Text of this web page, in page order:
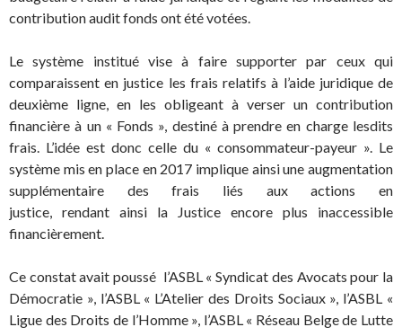
contribution audit fonds ont été votées.
Le système institué vise à faire supporter par ceux qui
comparaissent en justice les frais relatifs à l’aide juridique de
deuxième ligne, en les obligeant à verser un contribution
financière à un « Fonds », destiné à prendre en charge lesdits
frais. L’idée est donc celle du « consommateur-payeur ». Le
système mis en place en 2017 implique ainsi une augmentation
supplémentaire des frais liés auxactions en
justice, rendant ainsi la Justice encore plus inaccessible
financièrement.
Ce constat avait poussé l’ASBL « Syndicat des Avocats pour la
Démocratie », l’ASBL « L’Atelier des Droits Sociaux », l’ASBL «
Ligue des Droits de l’Homme », l’ASBL « Réseau Belge de Lutte